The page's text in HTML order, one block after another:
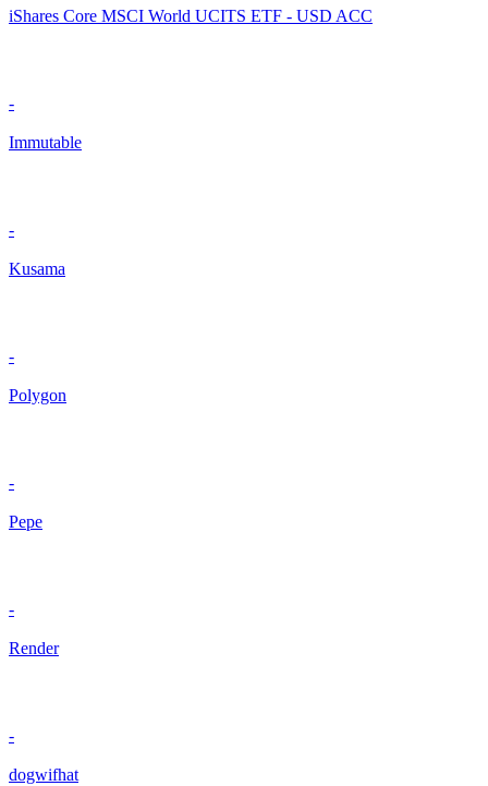
iShares Core MSCI World UCITS ETF - USD ACC
-
Immutable
-
Kusama
-
Polygon
-
Pepe
-
Render
-
dogwifhat